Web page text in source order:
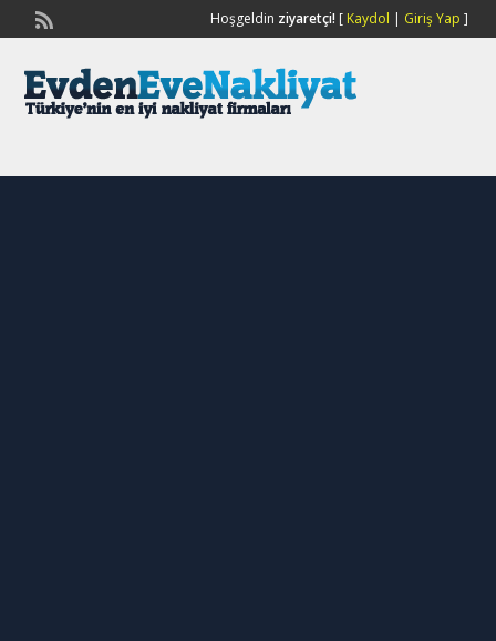
Hoşgeldin ziyaretçi![ Kaydol | Giriş Yap ]